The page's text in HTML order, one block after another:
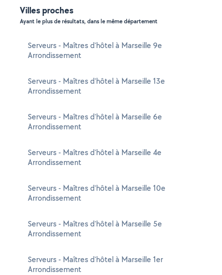
Villes proches
Ayant le plus de résultats, dans le même département
Serveurs - Maîtres d'hôtel à Marseille 9e
Arrondissement
Serveurs - Maîtres d'hôtel à Marseille 13e
Arrondissement
Serveurs - Maîtres d'hôtel à Marseille 6e
Arrondissement
Serveurs - Maîtres d'hôtel à Marseille 4e
Arrondissement
Serveurs - Maîtres d'hôtel à Marseille 10e
Arrondissement
Serveurs - Maîtres d'hôtel à Marseille 5e
Arrondissement
Serveurs - Maîtres d'hôtel à Marseille 1er
Arrondissement